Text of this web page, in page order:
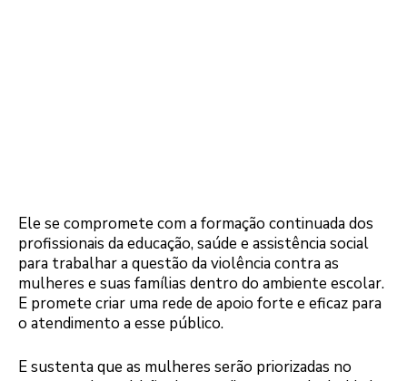
Ele se compromete com a formação continuada dos
profissionais da educação, saúde e assistência social
para trabalhar a questão da violência contra as
mulheres e suas famílias dentro do ambiente escolar.
E promete criar uma rede de apoio forte e eficaz para
o atendimento a esse público.
E sustenta que as mulheres serão priorizadas no